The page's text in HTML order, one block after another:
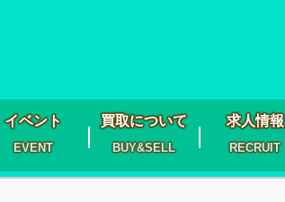
イベント
EVENT
買取について
BUY&SELL
求人情報
RECRUIT